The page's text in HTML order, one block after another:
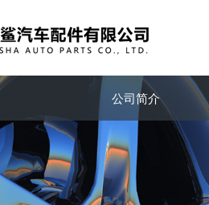
公司简介